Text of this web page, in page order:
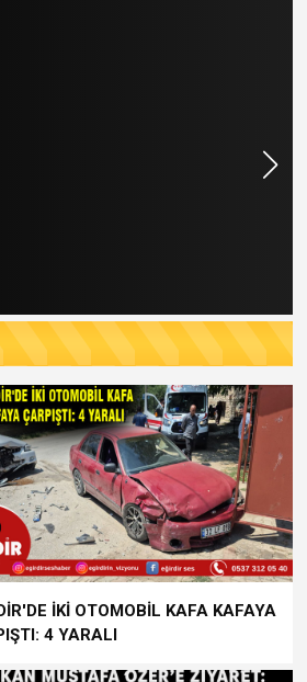
İKİ OTOMOBİL KAFA KAFAYA
4 YARALI